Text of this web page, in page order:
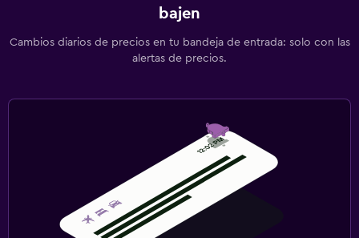
bajen
Cambios diarios de precios en tu bandeja de entrada: solo con las
alertas de precios.